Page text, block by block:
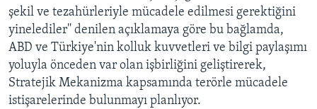
şekil ve tezahürleriyle mücadele edilmesi gerektiğini
yinelediler'' denilen açıklamaya göre bu bağlamda,
ABD ve Türkiye'nin kolluk kuvvetleri ve bilgi paylaşımı
yoluyla önceden var olan işbirliğini geliştirerek,
Stratejik Mekanizma kapsamında terörle mücadele
istişarelerinde bulunmayı planlıyor.